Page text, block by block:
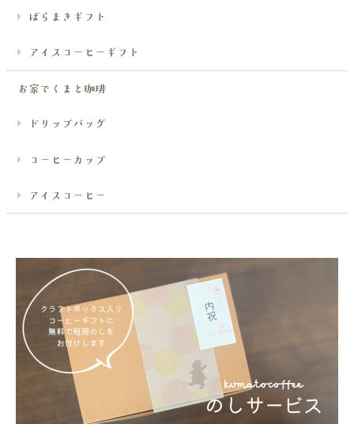
ばらまきギフト
アイスコーヒーギフト
お家でくまと珈琲
ドリップバッグ
コーヒーカップ
アイスコーヒー